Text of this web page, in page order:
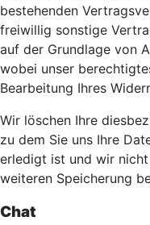
bestehenden
freiwillig sonstige
auf der Grundlage von
wobei unser
Bearbeitung Ihres
Wir löschen Ihre
zu dem Sie uns Ihre
erledigt ist und wir
weiteren Speicherung
Chat